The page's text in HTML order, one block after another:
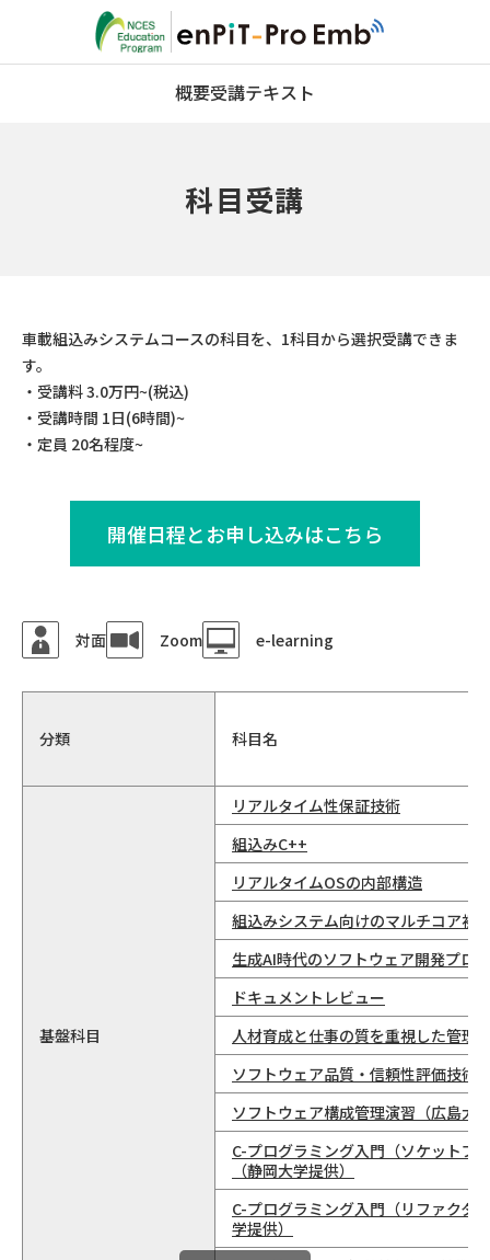
概要受講テキスト
科目受講
車載組込みシステムコースの科目を、1科目から選択受講できま
す。
・受講料 3.0万円~(税込)
・受講時間 1日(6時間)~
・定員 20名程度~
開催日程とお申し込みはこちら
対面 Zoom e-learning
分類 科⽬名
基盤科目
リアルタイム性保証技術
組込みC++
リアルタイムOSの内部構造
組込みシステム向けのマルチコア初
生成AI時代のソフトウェア開発プロ
ドキュメントレビュー
人材育成と仕事の質を重視した管理
ソフトウェア品質・信頼性評価技術
ソフトウェア構成管理演習（広島大
C-プログラミング入門（ソケットプ
（静岡大学提供）
C-プログラミング入門（リファクタ
学提供）